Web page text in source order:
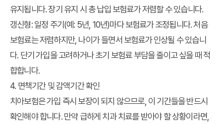
유지됩니다. 장기 유지 시 총 납입 보험료가 저렴할 수 있습니다.
갱신형:일정 주기(예: 5년, 10년)마다 보험료가 조정됩니다. 처음
보험료는 저렴하지만, 나이가 들면서 보험료가 인상될 수 있습니
다. 단기 가입을 고려하거나 초기 보험료 부담을 줄이고 싶을 때 적
합합니다.
4. 면책기간 및 감액기간 확인
치아보험은 가입 즉시 보장이 되지 않으므로, 이 기간들을 반드시
확인해야 합니다. 만약 급하게 치과 치료를 받아야 할 상황이라면,